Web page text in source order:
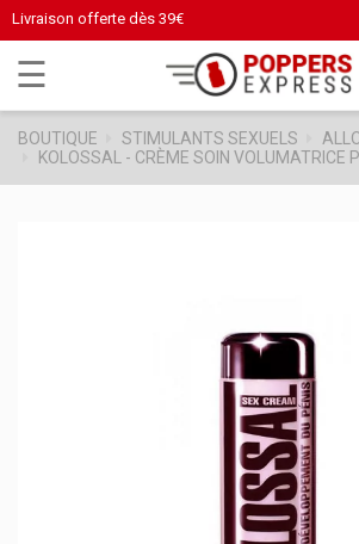
Livraison offerte dès 39€
Basculer
la
navigation
☰
BOUTIQUE STIMULANTS SEXUELS
KOLOSSAL - CRÈME SOIN VOLUMATRICE